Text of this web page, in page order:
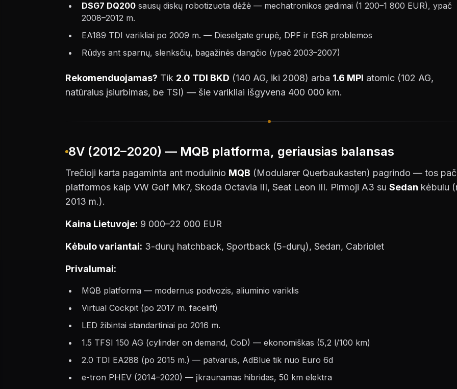
DSG7 DQ200 sausų diskų robotizuota dėžė — mechatronikos gedimai (1 200–1 800 EUR), ypač
2008–2012 m.
EA189 TDI varikliai po 2009 m. — Dieselgate grupė, DPF ir EGR problemos
Rūdys ant sparnų, slenksčių, bagažinės dangčio (ypač 2003–2007)
Rekomenduojamas? Tik 2.0 TDI BKD (140 AG, iki 2008) arba 1.6 MPI atomic (102 AG,
natūralus įsiurbimas, be TSI) — šie varikliai išgyvena 400 000 km.
8V (2012–2020) — MQB platforma, geriausias balansas
Trečioji karta pagaminta ant modulinio MQB (Modularer Querbaukasten) pagrindo — tos
platformos kaip VW Golf Mk7, Skoda Octavia III, Seat Leon III. Pirmoji A3 su Sedan kėbulu
2013 m.).
Kaina Lietuvoje: 9 000–22 000 EUR
Kėbulo variantai: 3-durų hatchback, Sportback (5-durų), Sedan, Cabriolet
Privalumai:
MQB platforma — modernus podvozis, aliuminio variklis
Virtual Cockpit (po 2017 m. facelift)
LED žibintai standartiniai po 2016 m.
1.5 TFSI 150 AG (cylinder on demand, CoD) — ekonomiškas (5,2 l/100 km)
2.0 TDI EA288 (po 2015 m.) — patvarus, AdBlue tik nuo Euro 6d
e-tron PHEV (2014–2020) — įkraunamas hibridas, 50 km elektra